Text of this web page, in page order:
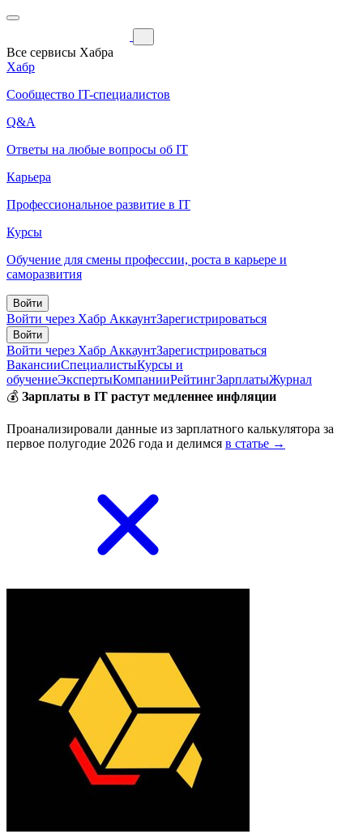
Все сервисы Хабра
Хабр
Сообщество IT-специалистов
Q&A
Ответы на любые вопросы об IT
Карьера
Профессиональное развитие в IT
Курсы
Обучение для смены профессии, роста в карьере и
саморазвития
Войти
Войти через Хабр АккаунтЗарегистрироваться
Войти
Войти через Хабр АккаунтЗарегистрироваться
ВакансииСпециалистыКурсы и
обучениеЭкспертыКомпанииРейтингЗарплатыЖурнал
💰 Зарплаты в IT растут медленнее инфляции
Проанализировали данные из зарплатного калькулятора за
первое полугодие 2026 года и делимся в статье →